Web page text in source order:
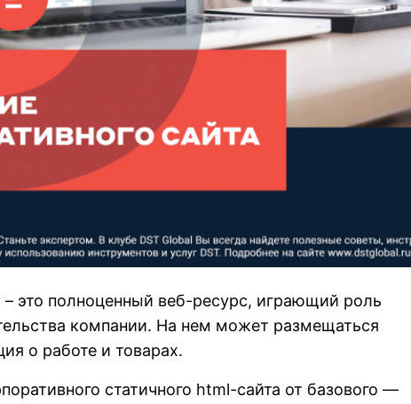
– это полноценный веб-ресурс, играющий роль
компании. На нем может размещаться
о работе и товарах.
статичного html-сайта от базового —